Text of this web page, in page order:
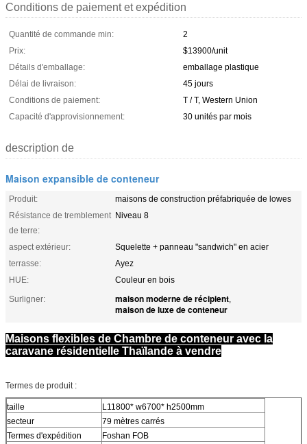
Conditions de paiement et expédition
Quantité de commande min:
2
Prix:
$13900/unit
Détails d'emballage:
emballage plastique
Délai de livraison:
45 jours
Conditions de paiement:
T / T, Western Union
Capacité d'approvisionnement:
30 unités par mois
description de
Maison expansible de conteneur
Produit:
maisons de construction préfabriquée de lowes
Résistance de tremblement
de terre:
Niveau 8
aspect extérieur:
Squelette + panneau "sandwich" en acier
terrasse:
Ayez
HUE:
Couleur en bois
Surligner:
maison moderne de récipient,
maison de luxe de conteneur
Maisons flexibles de Chambre de conteneur avec la
caravane résidentielle Thaïlande à vendre
Termes de produit :
taille
L11800* w6700* h2500mm
secteur
79 mètres carrés
Termes d'expédition
Foshan FOB